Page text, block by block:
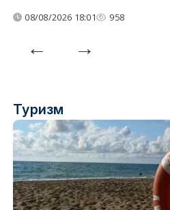
08/08/2026 18:01 958
Туризм